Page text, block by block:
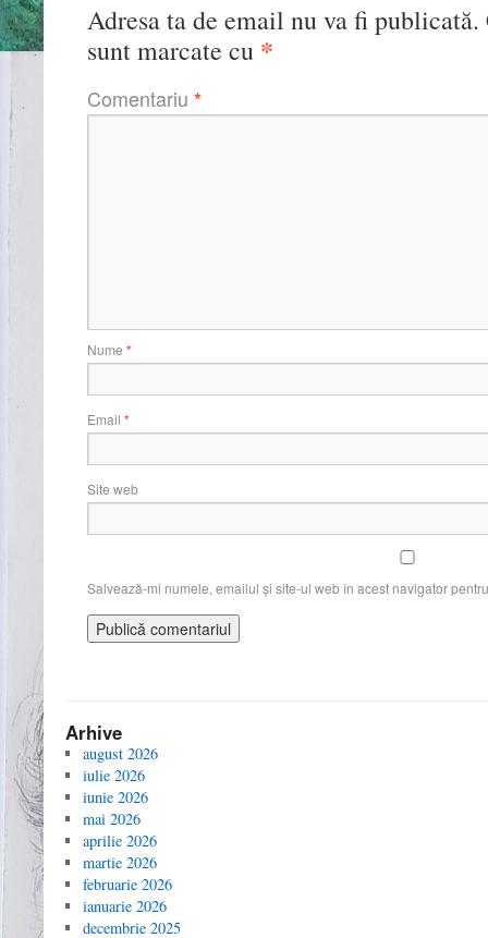
Adresa ta de email nu va fi publicată.
sunt marcate cu *
Comentariu *
Nume *
Email *
Site web
Salvează-mi numele, emailul și site-ul web în acest navigator
Arhive
august 2026
iulie 2026
iunie 2026
mai 2026
aprilie 2026
martie 2026
februarie 2026
ianuarie 2026
decembrie 2025